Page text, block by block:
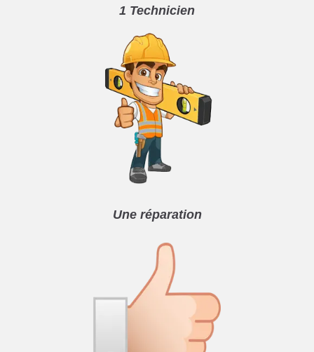
1 Technicien
Une réparation